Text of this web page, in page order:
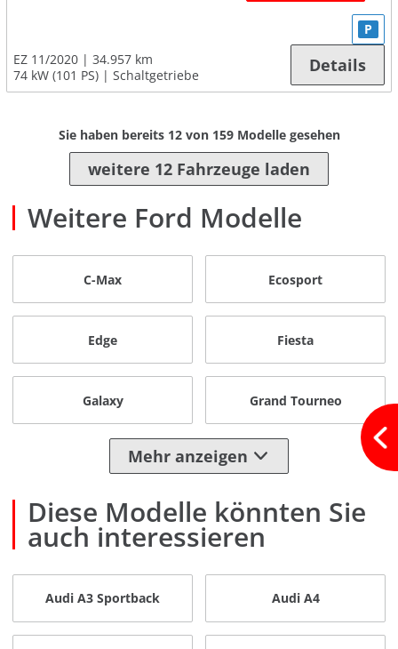
EZ 11/2020
34.957 km
74 kW (101 PS)
Schaltgetriebe
P
Details
Sie haben bereits 12von 159Modelle gesehen
weitere 12 Fahrzeuge laden
Weitere Ford Modelle
C-Max Ecosport
Edge Fiesta
Galaxy Grand Tourneo
Mehr anzeigen
Diese Modelle könnten Sie
auch interessieren
Audi A3 Sportback Audi A4